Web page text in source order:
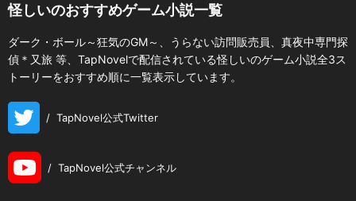
怪しいのおすすめゲーム小説一覧
ダーク・ボール～狂気のGM～、うらない訪問販売員、真夜中専門探
偵＊又旅 等、TapNovelで配信されている怪しいのゲーム小説全3ス
トーリーをおすすめ順に一覧表示しています。
/ TapNovel公式Twitter
/ TapNovel公式チャンネル